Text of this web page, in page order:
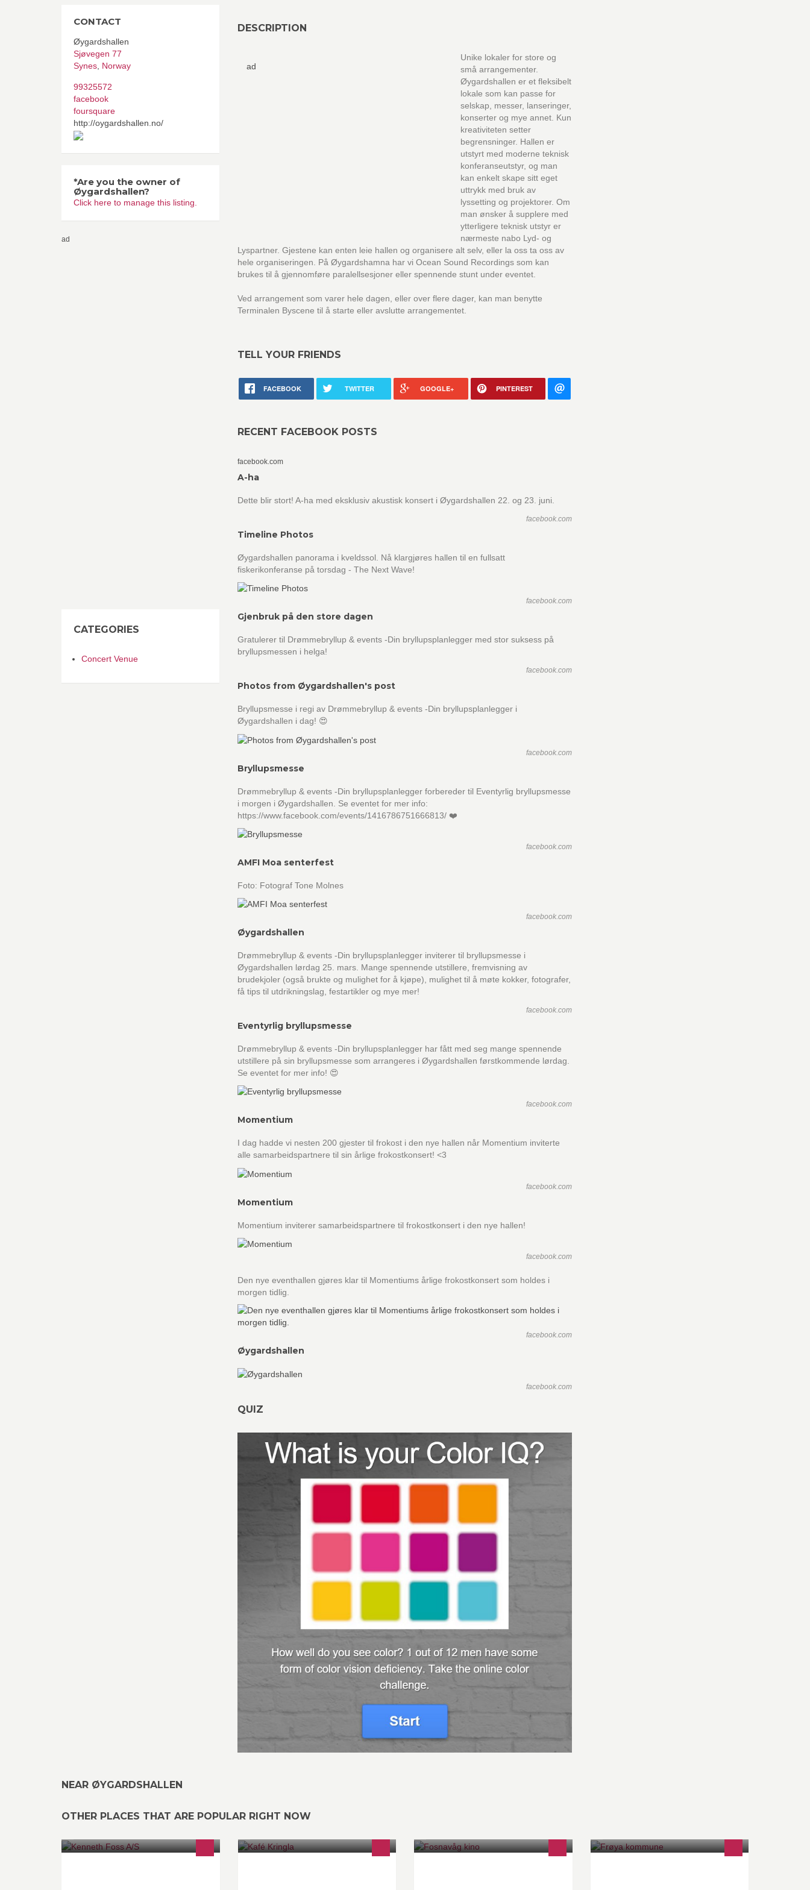
DESCRIPTION
ad
Unike lokaler for store og
små arrangementer.
Øygardshallen er et fleksibelt
lokale som kan passe for
selskap, messer, lanseringer,
konserter og mye annet. Kun
kreativiteten setter
begrensninger. Hallen er
utstyrt med moderne teknisk
konferanseutstyr, og man
kan enkelt skape sitt eget
uttrykk med bruk av
lyssetting og projektorer. Om
man ønsker å supplere med
ytterligere teknisk utstyr er
nærmeste nabo Lyd- og
Lyspartner. Gjestene kan enten leie hallen og organisere alt selv, eller la oss ta oss av
hele organiseringen. På Øygardshamna har vi Ocean Sound Recordings som kan
brukes til å gjennomføre paralellsesjoner eller spennende stunt under eventet.
Ved arrangement som varer hele dagen, eller over flere dager, kan man benytte
Terminalen Byscene til å starte eller avslutte arrangementet.
TELL YOUR FRIENDS
FACEBOOK TWITTER GOOGLE+ PINTEREST
RECENT FACEBOOK POSTS
facebook.com
A-ha
Dette blir stort! A-ha med eksklusiv akustisk konsert i Øygardshallen 22. og 23. juni.
facebook.com
Timeline Photos
Øygardshallen panorama i kveldssol. Nå klargjøres hallen til en fullsatt
fiskerikonferanse på torsdag - The Next Wave!
facebook.com
Gjenbruk på den store dagen
Gratulerer til Drømmebryllup & events -Din bryllupsplanlegger med stor suksess på
bryllupsmessen i helga!
facebook.com
Photos from Øygardshallen's post
Bryllupsmesse i regi av Drømmebryllup & events -Din bryllupsplanlegger i
Øygardshallen i dag! 😍
facebook.com
Bryllupsmesse
Drømmebryllup & events -Din bryllupsplanlegger forbereder til Eventyrlig bryllupsmesse
i morgen i Øygardshallen. Se eventet for mer info:
https://www.facebook.com/events/1416786751666813/ ❤️
facebook.com
AMFI Moa senterfest
Foto: Fotograf Tone Molnes
facebook.com
Øygardshallen
Drømmebryllup & events -Din bryllupsplanlegger inviterer til bryllupsmesse i
Øygardshallen lørdag 25. mars. Mange spennende utstillere, fremvisning av
brudekjoler (også brukte og mulighet for å kjøpe), mulighet til å møte kokker, fotografer,
få tips til utdrikningslag, festartikler og mye mer!
facebook.com
Eventyrlig bryllupsmesse
Drømmebryllup & events -Din bryllupsplanlegger har fått med seg mange spennende
utstillere på sin bryllupsmesse som arrangeres i Øygardshallen førstkommende lørdag.
Se eventet for mer info! 😍
facebook.com
Momentium
I dag hadde vi nesten 200 gjester til frokost i den nye hallen når Momentium inviterte
alle samarbeidspartnere til sin årlige frokostkonsert! <3
facebook.com
Momentium
Momentium inviterer samarbeidspartnere til frokostkonsert i den nye hallen!
facebook.com
Den nye eventhallen gjøres klar til Momentiums årlige frokostkonsert som holdes i
morgen tidlig.
facebook.com
Øygardshallen
facebook.com
QUIZ
CONTACT
Øygardshallen
Sjøvegen 77
Synes Norway
99325572
facebook
foursquare
http://oygardshallen.no/
*Are you the owner of
Øygardshallen?
Click here to manage this listing.
ad
CATEGORIES
Concert Venue
NEAR ØYGARDSHALLEN
OTHER PLACES THAT ARE POPULAR RIGHT NOW